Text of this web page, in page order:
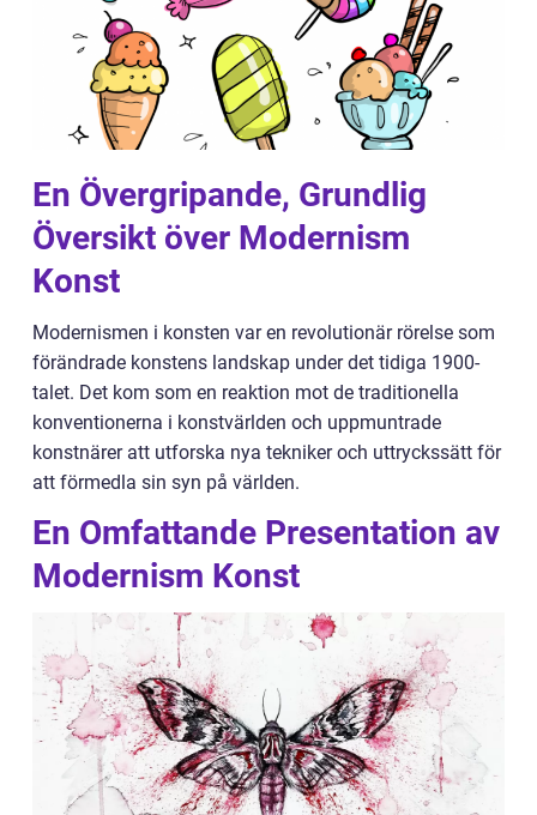
En Övergripande, Grundlig
Översikt över Modernism
Konst
Modernismen i konsten var en revolutionär rörelse som
förändrade konstens landskap under det tidiga 1900-
talet. Det kom som en reaktion mot de traditionella
konventionerna i konstvärlden och uppmuntrade
konstnärer att utforska nya tekniker och uttryckssätt för
att förmedla sin syn på världen.
En Omfattande Presentation av
Modernism Konst